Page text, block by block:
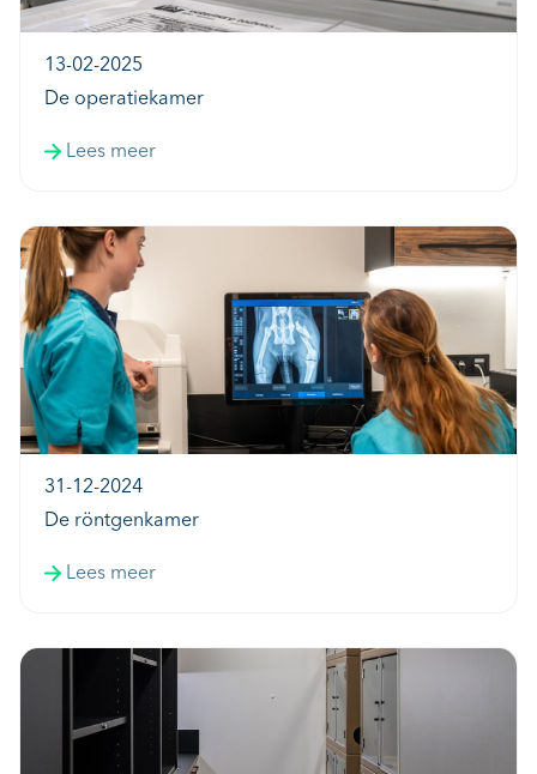
13-02-2025
De operatiekamer
Lees meer
31-12-2024
De röntgenkamer
Lees meer